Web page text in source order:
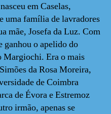
em Caselas,
uma família de lavradores
mãe, Josefa da Luz. Com
ganhou o apelido do
Margiochi. Era o mais
da Rosa Moreira,
de Coimbra
de Évora e Estremoz
irmão, apenas se